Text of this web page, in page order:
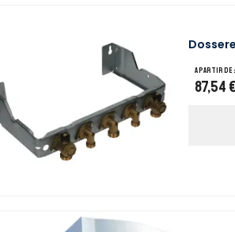
A partir de :
87,54 €